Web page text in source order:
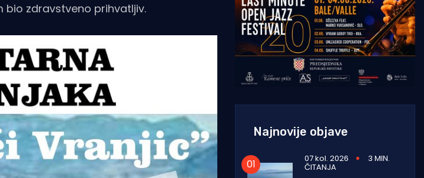
bio zdravstveno prihvatljiv.
Najnovije objave
07 kol. 2026 3 MIN.
ČITANJA